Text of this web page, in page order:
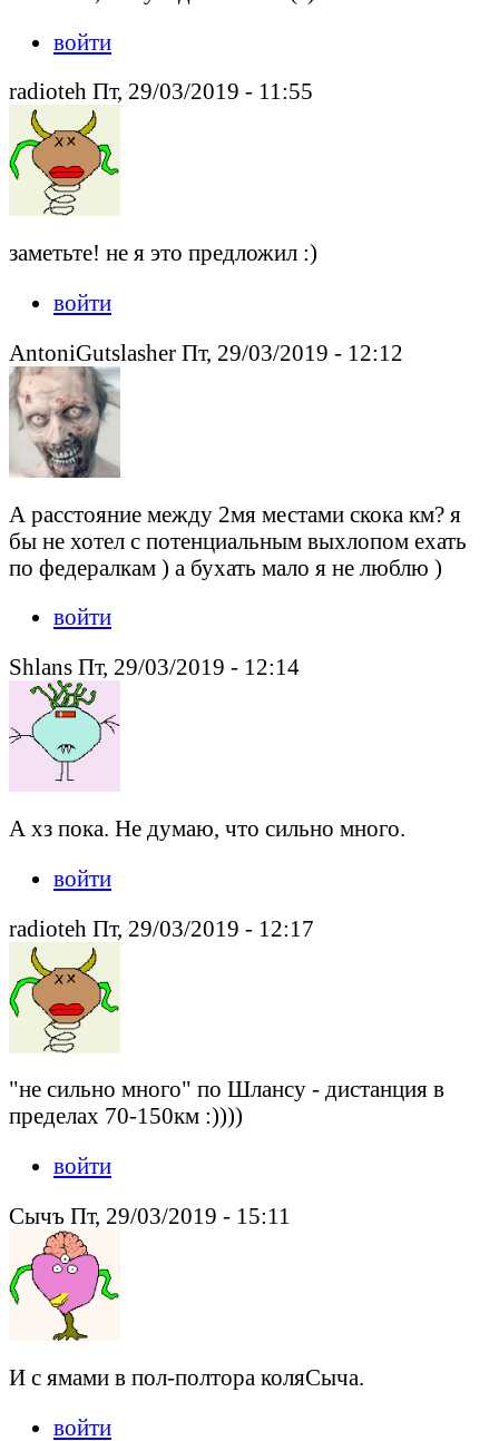
войти
radioteh Пт, 29/03/2019 - 11:55
заметьте! не я это предложил :)
войти
AntoniGutslasher Пт, 29/03/2019 - 12:12
А расстояние между 2мя местами скока км? я
бы не хотел с потенциальным выхлопом ехать
по федералкам ) а бухать мало я не люблю )
войти
Shlans Пт, 29/03/2019 - 12:14
А хз пока. Не думаю, что сильно много.
войти
radioteh Пт, 29/03/2019 - 12:17
"не сильно много" по Шлансу - дистанция в
пределах 70-150км :))))
войти
Сычъ Пт, 29/03/2019 - 15:11
И с ямами в пол-полтора коляСыча.
войти